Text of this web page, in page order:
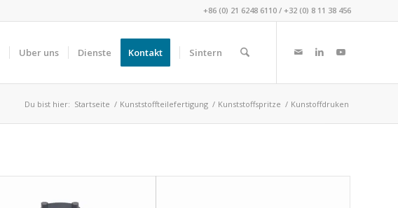
+86 (0) 21 6248 6110 / +32 (0) 8 11 38 456
Uber uns Dienste Kontakt Sintern
Du bist hier: Startseite / Kunststoffteilefertigung / Kunststoffspritze / Kunstoffdruken